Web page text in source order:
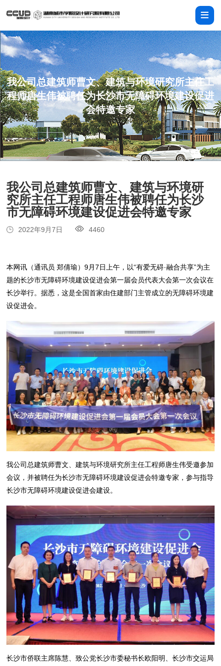
我公司总建筑师曹文、建筑与环境研究所主任工
程师唐生伟被聘任为长沙市无障碍环境建设促进
会特邀专家
我公司总建筑师曹文、建筑与环境研
究所主任工程师唐生伟被聘任为长沙
市无障碍环境建设促进会特邀专家
2022年9月7日 4460
本网讯（通讯员 郑倩瑜）9月7日上午，以“有爱无碍·融合共享”为主
题的长沙市无障碍环境建设促进会第一届会员代表大会第一次会议在
长沙举行。据悉，这是全国首家由住建部门主管成立的无障碍环境建
设促进会。
我公司总建筑师曹文、建筑与环境研究所主任工程师唐生伟受邀参加
会议，并被聘任为长沙市无障碍环境建设促进会特邀专家，参与指导
长沙市无障碍环境建设促进会建设。
长沙市侨联主席陈慧、致公党长沙市委秘书长欧阳明、长沙市交运局